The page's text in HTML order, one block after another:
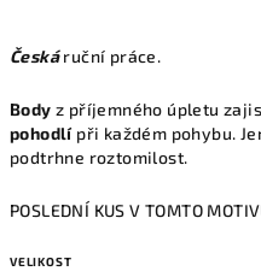
Česká ruční práce.
Body z příjemného úpletu
pohodlípři každém pohybu.
podtrhne roztomilost.
POSLEDNÍ KUS V TOMTO
VELIKOST